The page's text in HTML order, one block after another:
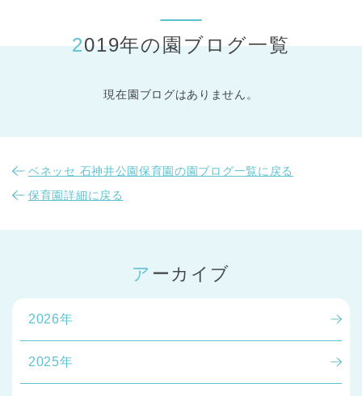
2019年の園ブログ一覧
現在園ブログはありません。
ベネッセ 石神井公園保育園の園ブログ一覧に戻る
保育園詳細に戻る
アーカイブ
2026年
2025年